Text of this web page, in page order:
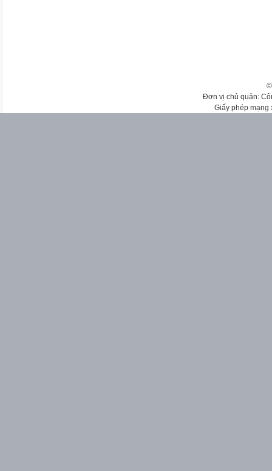
Đơn vị chủ quản:
Giấy phép mạng